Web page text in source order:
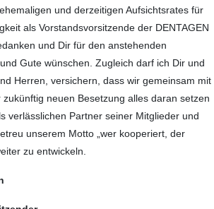
und derzeitigen Aufsichtsrates für
als Vorstandsvorsitzende der DENTAGEN
und Dir für den anstehenden
Gute wünschen. Zugleich darf ich Dir und
Herren, versichern, dass wir gemeinsam mit
neuen Besetzung alles daran setzen
verlässlichen Partner seiner Mitglieder und
unserem Motto „wer kooperiert, der
zu entwickeln.